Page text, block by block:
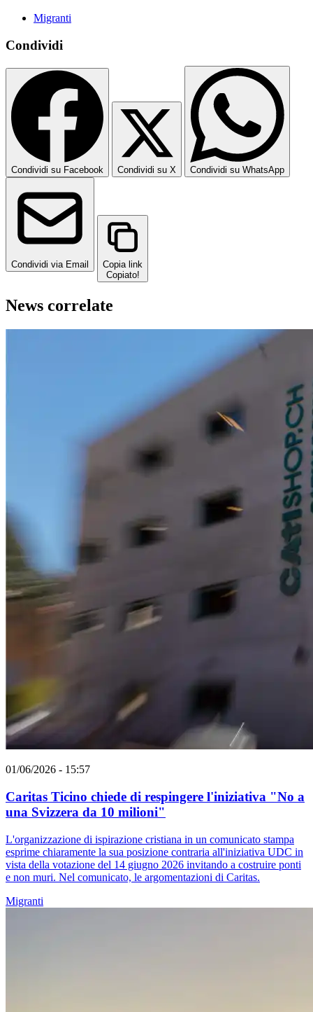
Migranti
Condividi
Condividi su Facebook Condividi su X Condividi su WhatsApp
Condividi via Email
Copia link
Copiato!
News correlate
01/06/2026 - 15:57
Caritas Ticino chiede di respingere l'iniziativa "No a
una Svizzera da 10 milioni"
L'organizzazione di ispirazione cristiana in un comunicato stampa
esprime chiaramente la sua posizione contraria all'iniziativa UDC in
vista della votazione del 14 giugno 2026 invitando a costruire ponti
e non muri. Nel comunicato, le argomentazioni di Caritas.
Migranti